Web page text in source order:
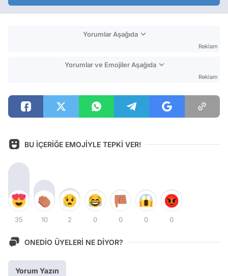
Yorumlar Aşağıda
Reklam
Yorumlar ve Emojiler Aşağıda
Reklam
BU İÇERİĞE EMOJİYLE TEPKİ VER!
35 10 2 0 0 0 0
ONEDİO ÜYELERİ NE DİYOR?
Yorum Yazın